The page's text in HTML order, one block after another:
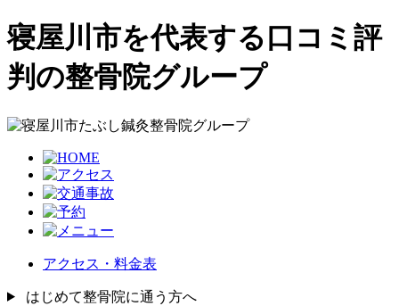
寝屋川市を代表する口コミ評
判の整骨院グループ
アクセス・料金表
はじめて整骨院に通う方へ